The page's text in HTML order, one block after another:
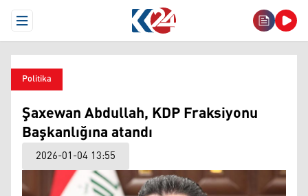
Open Menu
Politika
Şaxewan Abdullah, KDP Fraksiyonu
Başkanlığına atandı
2026-01-04 13:55